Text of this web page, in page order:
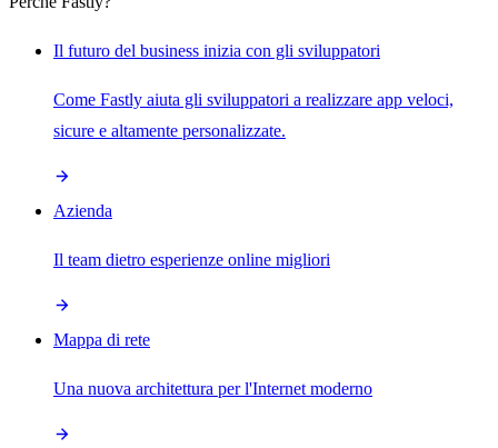
Il futuro del business inizia con gli sviluppatori
Come Fastly aiuta gli sviluppatori a realizzare app veloci,
sicure e altamente personalizzate.
Azienda
Il team dietro esperienze online migliori
Mappa di rete
Una nuova architettura per l'Internet moderno